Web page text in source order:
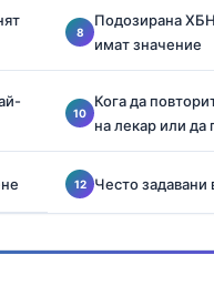
Подозирана
имат значение
Кога да
на лекар или
Често задавани